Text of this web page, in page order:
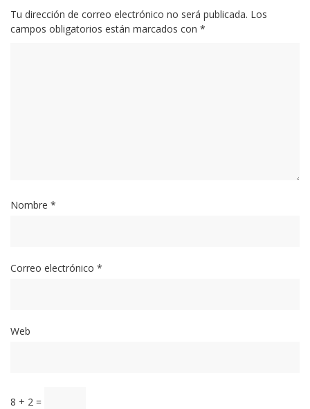
Tu dirección de correo electrónico no será publicada. Los
campos obligatorios están marcados con *
Nombre *
Correo electrónico *
Web
8 + 2 =